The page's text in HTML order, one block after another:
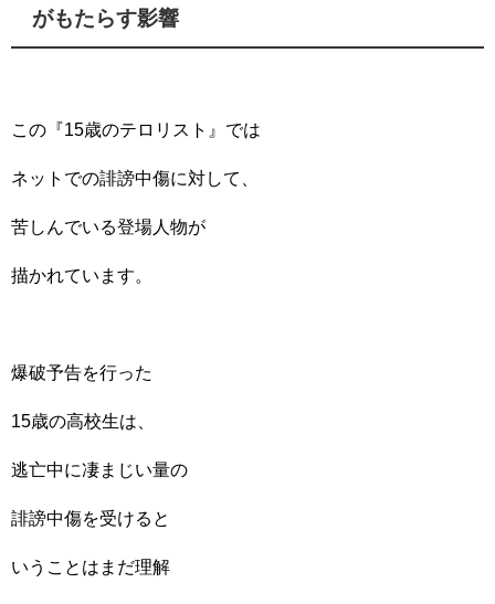
がもたらす影響
この『15歳のテロリスト』では
ネットでの誹謗中傷に対して、
苦しんでいる登場人物が
描かれています。
爆破予告を行った
15歳の高校生は、
逃亡中に凄まじい量の
誹謗中傷を受けると
いうことはまだ理解